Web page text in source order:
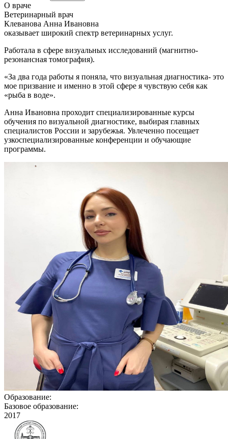
О враче
Ветеринарный врач
Клеванова Анна Ивановна
оказывает широкий спектр ветеринарных услуг.
Работала в сфере визуальных исследований (магнитно-
резонансная томография).
«За два года работы я поняла, что визуальная диагностика- это
мое призвание и именно в этой сфере я чувствую себя как
«рыба в воде».
Анна Ивановна проходит специализированные курсы
обучения по визуальной диагностике, выбирая главных
специалистов России и зарубежья. Увлеченно посещает
узкоспециализированные конференции и обучающие
программы.
Образование:
Базовое образование:
2017